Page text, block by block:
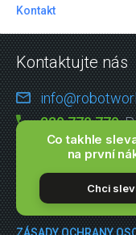
Kontakt
Kontaktujte nás
220 770 770
VŠECHNY KONTAKTY
OBCHODNÍ PODMÍNKY
Co takhle
na první
Chci